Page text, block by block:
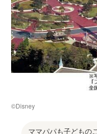
©Disney
ママパパも子ども